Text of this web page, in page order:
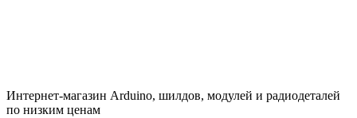
Интернет-магазин Arduino, шилдов, модулей и радиодеталей
по низким ценам